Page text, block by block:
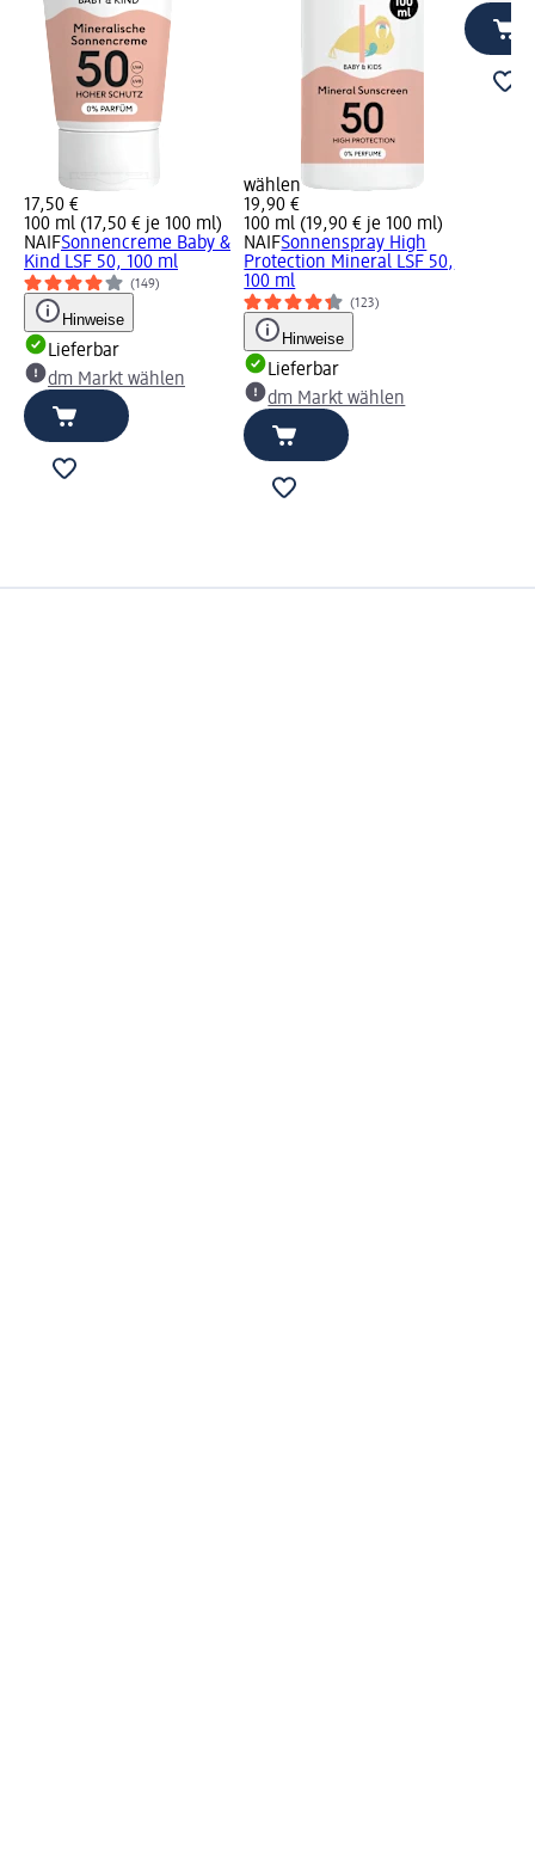
17,50 €
100 ml (17,50 € je 100 ml)
NAIFSonnencreme Baby &
Kind LSF 50, 100 ml
(149)
Hinweise
Lieferbar
dm Markt wählen
wählen
19,90 €
100 ml (19,90 € je 100 ml)
NAIFSonnenspray High
Protection Mineral LSF 50,
100 ml
(123)
Hinweise
Lieferbar
dm Markt wählen